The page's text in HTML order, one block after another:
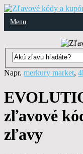
Menu
Napr. merkury market,
zľavové
zľavy